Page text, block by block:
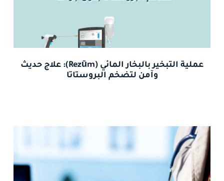
عملية التبخير بالبخار المائي (Rezūm): علاج حديث
وآمن لتضخم البروستاتا